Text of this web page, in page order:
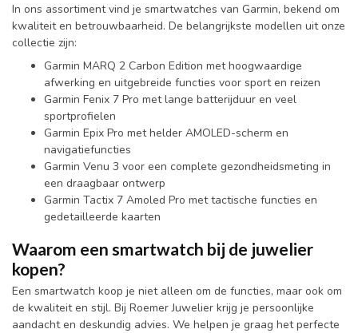
In ons assortiment vind je smartwatches van Garmin, bekend om
kwaliteit en betrouwbaarheid. De belangrijkste modellen uit onze
collectie zijn:
Garmin MARQ 2 Carbon Edition met hoogwaardige
afwerking en uitgebreide functies voor sport en reizen
Garmin Fenix 7 Pro met lange batterijduur en veel
sportprofielen
Garmin Epix Pro met helder AMOLED-scherm en
navigatiefuncties
Garmin Venu 3 voor een complete gezondheidsmeting in
een draagbaar ontwerp
Garmin Tactix 7 Amoled Pro met tactische functies en
gedetailleerde kaarten
Waarom een smartwatch bij de juwelier
kopen?
Een smartwatch koop je niet alleen om de functies, maar ook om
de kwaliteit en stijl. Bij Roemer Juwelier krijg je persoonlijke
aandacht en deskundig advies. We helpen je graag het perfecte